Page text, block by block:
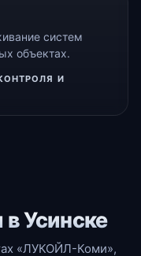
систем
объектах.
И
Усинске
«ЛУКОЙЛ-Коми»,